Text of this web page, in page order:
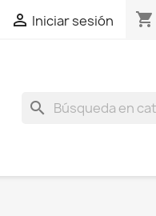
 Iniciar sesión shopping_cart
search